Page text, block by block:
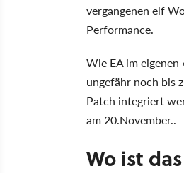
vergangenen elf
Performance.
Wie EA im eigenen
ungefähr noch bis
Patch integriert
am 20.November..
Wo ist